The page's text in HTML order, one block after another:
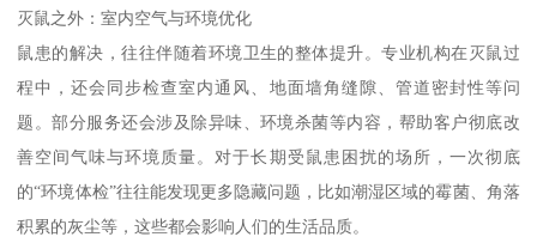
灭鼠之外：室内空气与环境优化
鼠患的解决，往往伴随着环境卫生的整体提升。专业机构在灭鼠过
程中，还会同步检查室内通风、地面墙角缝隙、管道密封性等问
题。部分服务还会涉及除异味、环境杀菌等内容，帮助客户彻底改
善空间气味与环境质量。对于长期受鼠患困扰的场所，一次彻底
的“环境体检”往往能发现更多隐藏问题，比如潮湿区域的霉菌、角落
积累的灰尘等，这些都会影响人们的生活品质。